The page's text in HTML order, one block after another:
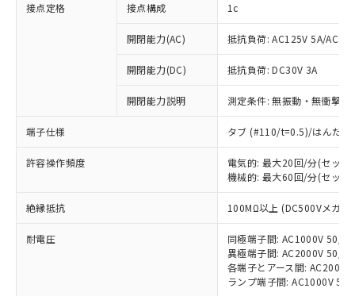
接点定格 接点構成 1c
開閉能力(AC) 抵抗負荷: AC125V 5A/
開閉能力(DC) 抵抗負荷: DC30V 3A
開閉能力説明 測定条件: 無振動・無衝撃
端子仕様 タブ (#110/t=0.5)/はんだづ
許容操作頻度
電気的: 最大20回/分(セット
機械的: 最大60回/分(セット
絶縁抵抗 100MΩ以上 (DC500Vメガ)
耐電圧
同極端子間: AC1000V 50/
異極端子間: AC2000V 50/
各端子とアース間:
ランプ端子間: AC1000V
以下の条件をお読みいただき、同意のうえ
※1 対応状況
対応済み：EU RoHS指令（10物質）の
非含有に対応した製品が提供可能な商品で
す。
対応予定：EU RoHS指令（10物質）の非含
有に対応した製品に切り替える予定のある
対応予定なし：EU RoHS指令（10物質）の